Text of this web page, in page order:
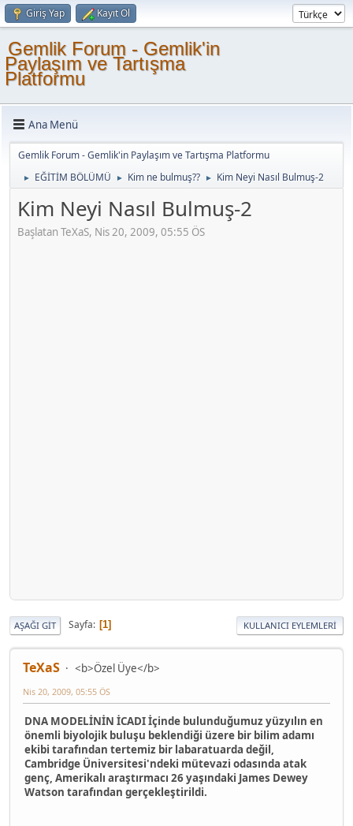
Giriş Yap Kayıt Ol
Gemlik Forum - Gemlik'in
Paylaşım ve Tartışma
Platformu
Ana Menü
Gemlik Forum - Gemlik'in Paylaşım ve Tartışma Platformu
► EĞİTİM BÖLÜMÜ ► Kim ne bulmuş?? ► Kim Neyi Nasıl Bulmuş-2
Kim Neyi Nasıl Bulmuş-2
Başlatan TeXaS, Nis 20, 2009, 05:55 ÖS
AŞAĞI GIT Sayfa 1 KULLANICI EYLEMLERI
TeXaS <b>Özel Üye</b>
Nis 20, 2009, 05:55 ÖS
DNA MODELİNİN İCADI İçinde bulunduğumuz yüzyılın en
önemli biyolojik buluşu beklendiği üzere bir bilim adamı
ekibi tarafından tertemiz bir labaratuarda değil,
Cambridge Üniversitesi'ndeki mütevazi odasında atak
genç, Amerikalı araştırmacı 26 yaşındaki James Dewey
Watson tarafından gerçekleştirildi.